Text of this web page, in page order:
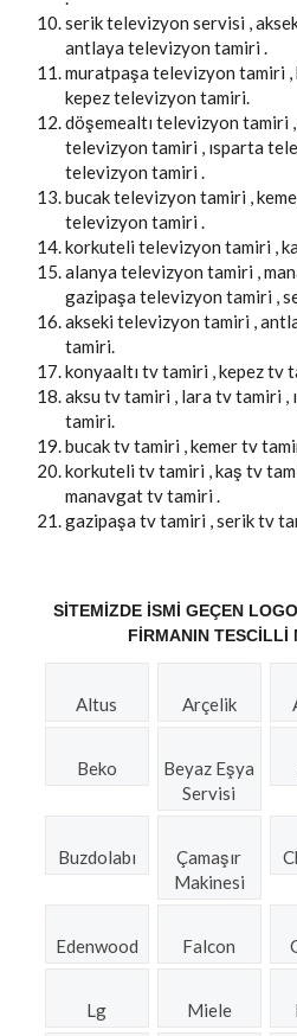
serik televizyon servisi ,
antlaya televizyon tamiri .
muratpaşa televizyon tamiri
kepez televizyon tamiri.
döşemealtı televizyon tamiri
televizyon tamiri , ısparta
televizyon tamiri .
bucak televizyon tamiri ,
televizyon tamiri .
korkuteli televizyon tamiri ,
alanya televizyon tamiri ,
gazipaşa televizyon tamiri ,
akseki televizyon tamiri ,
tamiri.
konyaaltı tv tamiri , kepez tv
aksu tv tamiri , lara tv tamiri
tamiri.
bucak tv tamiri , kemer tv
korkuteli tv tamiri , kaş tv
manavgat tv tamiri .
gazipaşa tv tamiri , serik tv
SITEMIZDE ISMI GEÇEN
FIRMANIN TESCILLI
Altus Arçelik
Beko
Beyaz Eşya
Servisi
Buzdolabı
Çamaşır
Makinesi
Edenwood Falcon
Lg Miele